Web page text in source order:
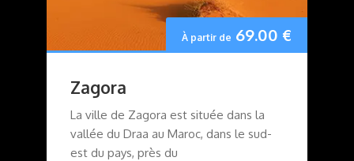
À partir de 69.00 €
Zagora
La ville de Zagora est située dans la
vallée du Draa au Maroc, dans le sud-
est du pays, près du